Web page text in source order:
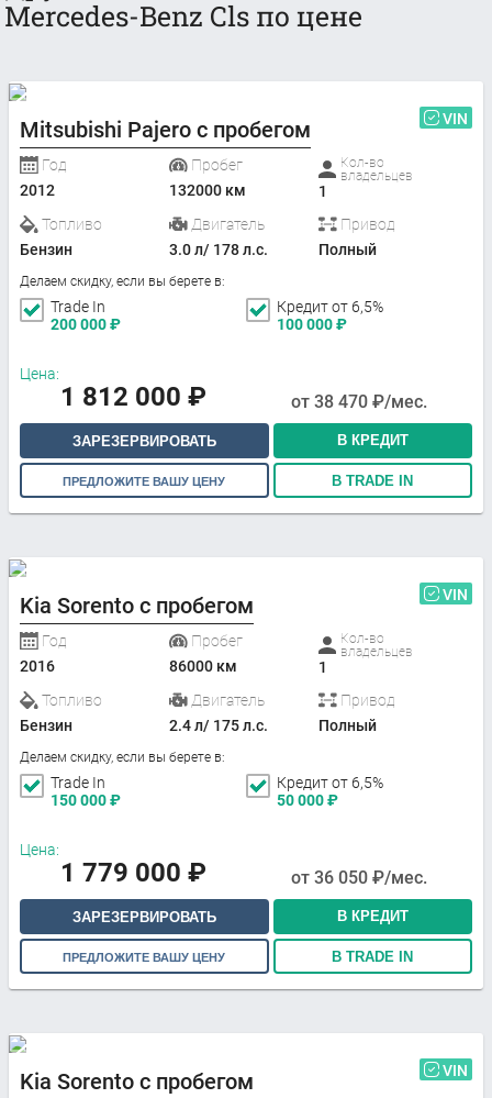
Mercedes-Benz Cls по цене
Mitsubishi Pajero с пробегом VIN
Год
2012
Пробег
132000 км
Кол-во
владельцев
1
Топливо
Бензин
Двигатель
3.0 л/ 178 л.с.
Привод
Полный
Делаем скидку, если вы берете в:
Trade In
200 000₽
Кредит от 6,5%
100 000₽
Цена:
1 812 000 ₽ от 38 470 ₽/мес.
ЗАРЕЗЕРВИРОВАТЬ В КРЕДИТ
ПРЕДЛОЖИТЕ ВАШУ ЦЕНУ В TRADE IN
Kia Sorento с пробегом VIN
Год
2016
Пробег
86000 км
Кол-во
владельцев
1
Топливо
Бензин
Двигатель
2.4 л/ 175 л.с.
Привод
Полный
Делаем скидку, если вы берете в:
Trade In
150 000₽
Кредит от 6,5%
50 000₽
Цена:
1 779 000 ₽ от 36 050 ₽/мес.
ЗАРЕЗЕРВИРОВАТЬ В КРЕДИТ
ПРЕДЛОЖИТЕ ВАШУ ЦЕНУ В TRADE IN
Kia Sorento с пробегом VIN